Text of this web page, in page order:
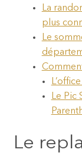
La
plus
Le
Le Pic
Le